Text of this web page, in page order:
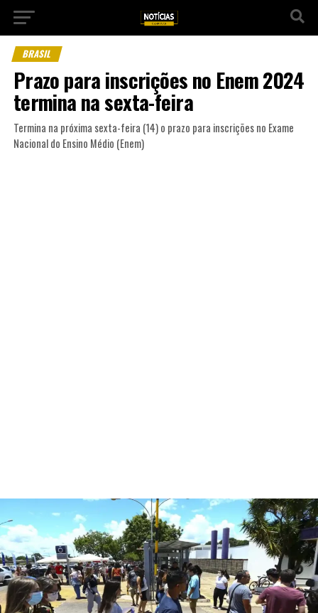
BRASIL
Prazo para inscrições no Enem 2024
termina na sexta-feira
Termina na próxima sexta-feira (14) o prazo para inscrições no Exame
Nacional do Ensino Médio (Enem)